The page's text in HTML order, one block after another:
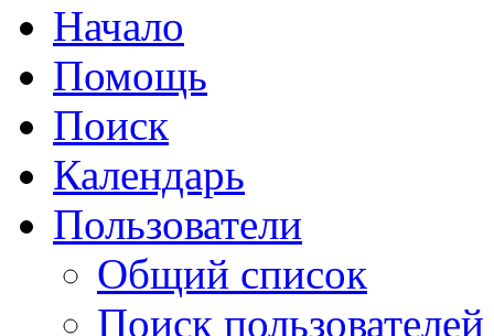
Начало
Помощь
Поиск
Календарь
Пользователи
Общий список
Поиск пользователей